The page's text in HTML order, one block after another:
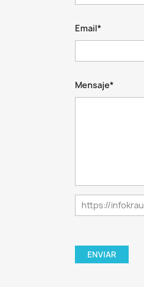
Email*
Mensaje*